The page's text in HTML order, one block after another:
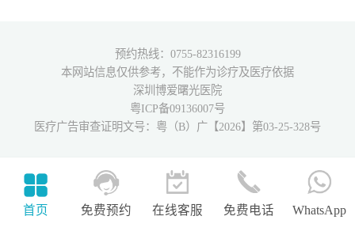
预约热线：0755-82316199
本网站信息仅供参考，不能作为诊疗及医疗依据
深圳博爱曙光医院
粤ICP备09136007号
医疗广告审查证明文号：粤（B）广【2026】第03-25-328号
首页 免费预约 在线客服 免费电话 WhatsApp